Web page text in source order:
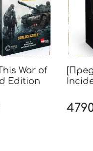
War of
Edition